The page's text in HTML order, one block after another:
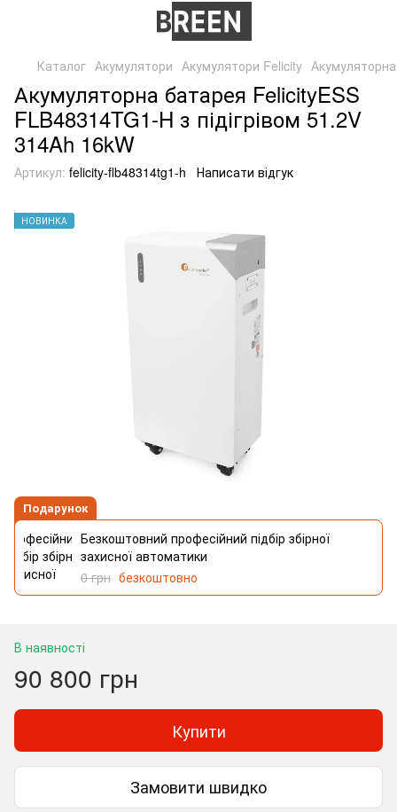
Каталог Акумулятори Акумулятори Felicity
Акумуляторна батарея FelicityESS
FLB48314TG1-H з підігрівом 51.2V
314Ah 16kW
Артикул: felicity-flb48314tg1-h Написати відгук
НОВИНКА
Подарунок
Безкоштовний професійний підбір збірної
захисної автоматики
0 грн безкоштовно
В наявності
90 800 грн
Купити
Замовити швидко